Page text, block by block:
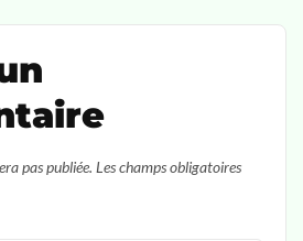
pas publiée. Les champs obligatoires